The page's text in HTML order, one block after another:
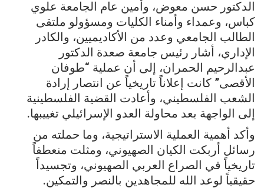
الدكتور حسن معوض، وأمين عام الجامعة علوي
كباس، وعمداء وأمناء الكليات ومسؤولو ملتقى
الطالب الجامعي وعدد من الأكاديميين، والكادر
الإداري، أشار رئيس جامعة صعدة الدكتور
عبدالرحيم الحمران، إلى أن عملية “طوفان
الأقصى” كانت إعلاناً تاريخياً عن انتصار إرادة
الشعب الفلسطيني، وأعادت القضية الفلسطينية
إلى الواجهة بعد محاولة العدو الإسرائيلي تغييبها.
وأكد أهمية العملية الاستراتيجية، وما حملته من
رسائل أربكت الكيان الصهيوني، ومثلت منعطفاً
تاريخياً في الصراع العربي الصهيوني، وتجسيداً
حقيقياً لوعد الله للمجاهدين بالنصر والتمكين.